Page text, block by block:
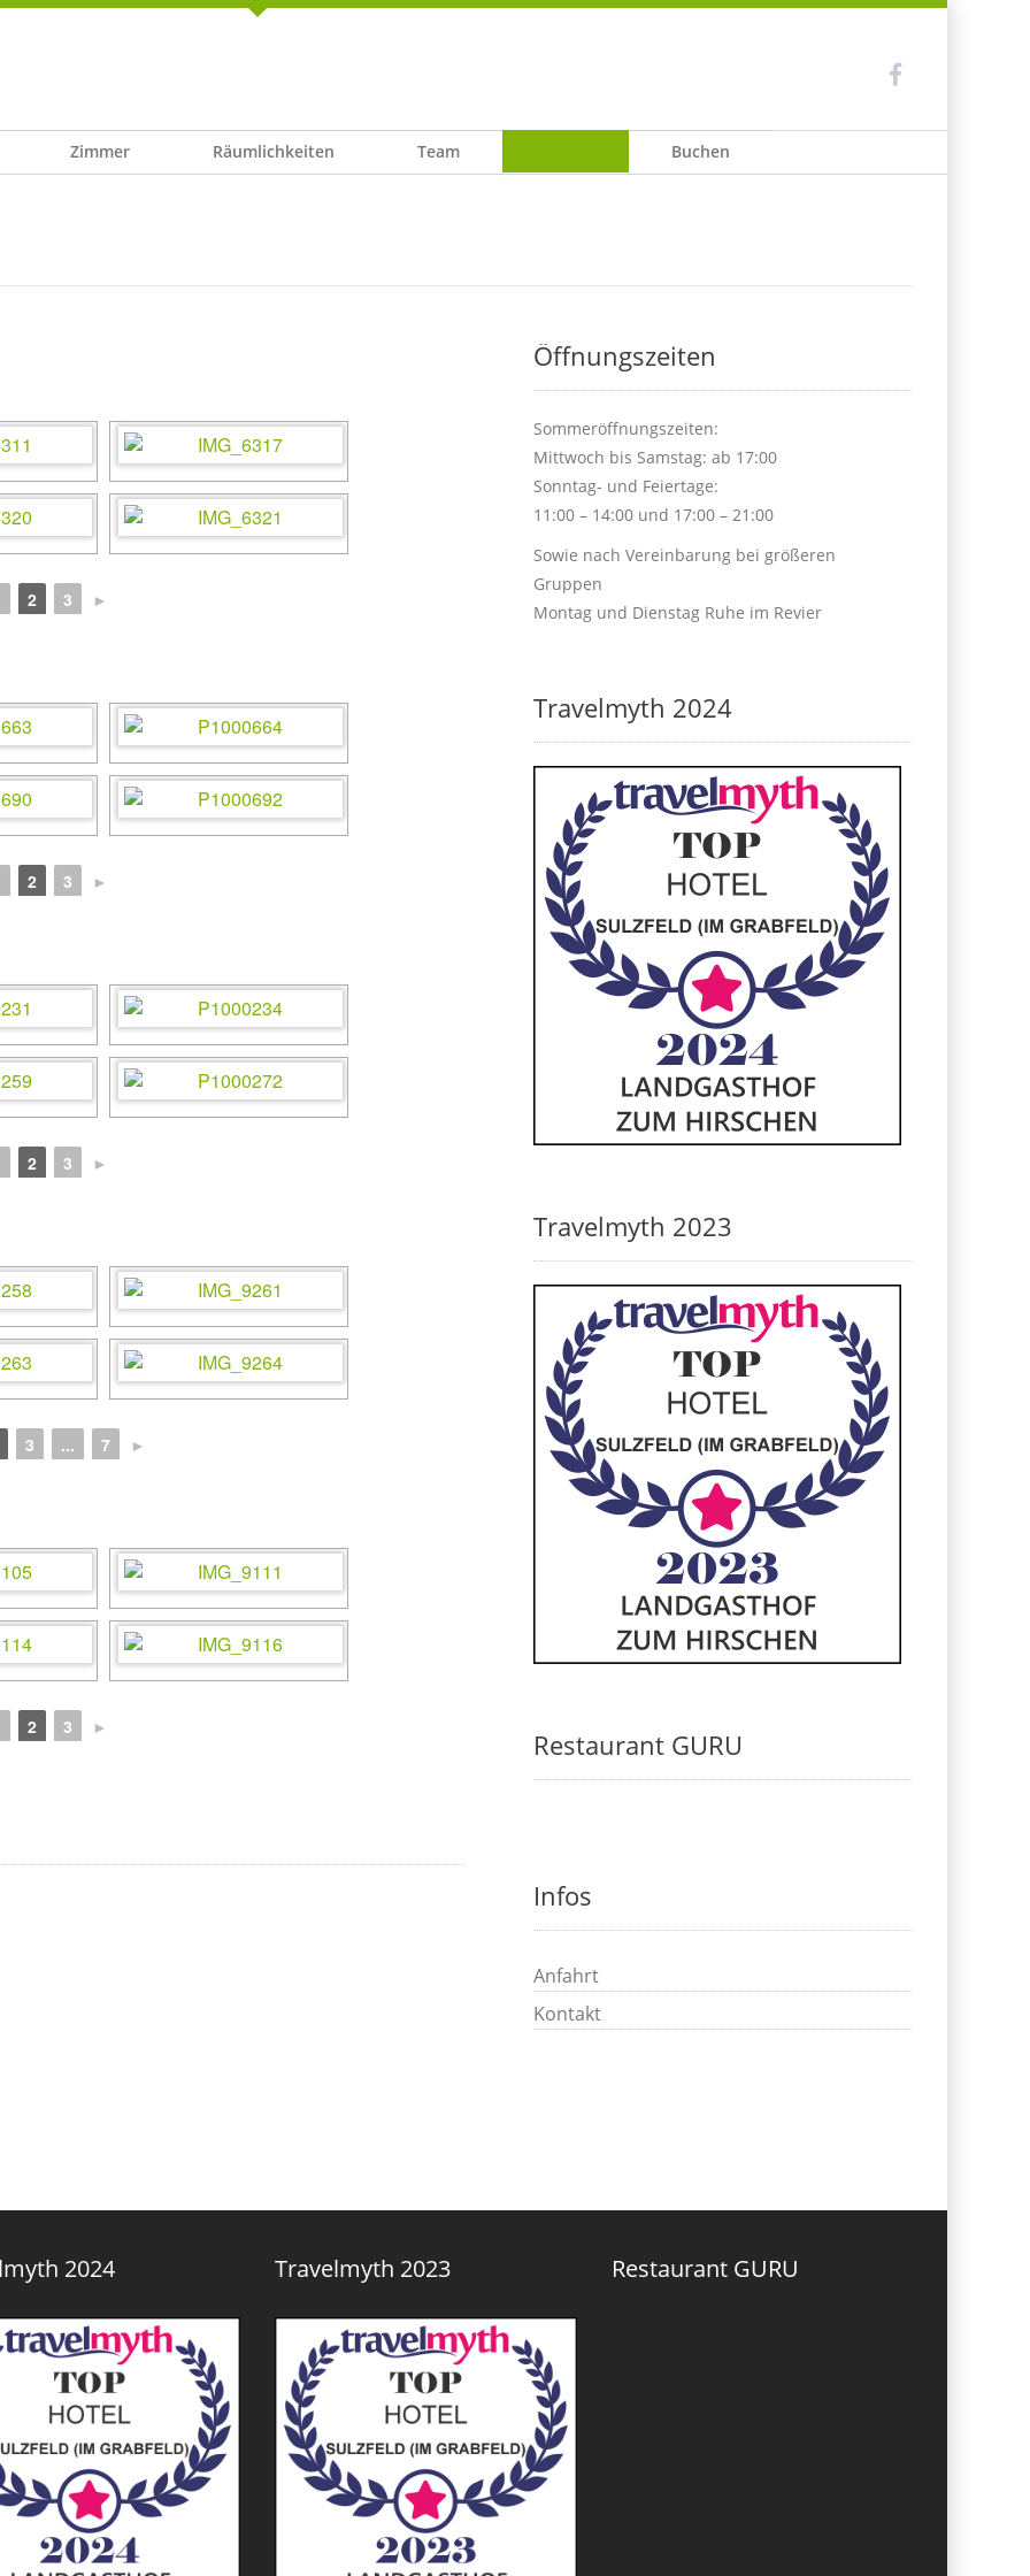
Zimmer Räumlichkeiten Team Buchen
2 3 ►
2 3 ►
2 3 ►
3 ... 7 ►
2 3 ►
Öffnungszeiten
Sommeröffnungszeiten:
Mittwoch bis Samstag: ab 17:00
Sonntag- und Feiertage:
11:00 – 14:00 und 17:00 – 21:00
Sowie nach Vereinbarung bei größeren
Gruppen
Montag und Dienstag Ruhe im Revier
Travelmyth 2024
Travelmyth 2023
Restaurant GURU
Infos
Anfahrt
Kontakt
2024 Travelmyth 2023 Restaurant GURU